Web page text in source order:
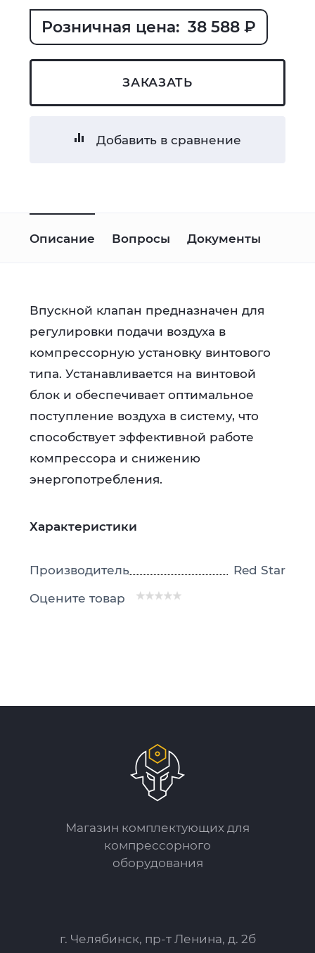
Розничная цена: 38 588 ₽
ЗАКАЗАТЬ
Добавить в сравнение
Описание Вопросы Документы
Впускной клапан предназначен для
регулировки подачи воздуха в
компрессорную установку винтового
типа. Устанавливается на винтовой
блок и обеспечивает оптимальное
поступление воздуха в систему, что
способствует эффективной работе
компрессора и снижению
энергопотребления.
Характеристики
Производитель
Red Star
Оцените товар
Магазин комплектующих для
компрессорного
оборудования
г. Челябинск, пр-т Ленина, д. 2б